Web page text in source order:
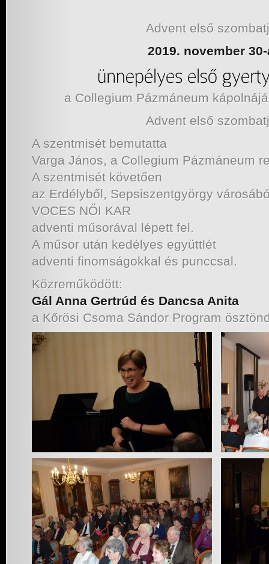
Advent első
2019. november
a Collegium Pázmáneum
Advent első
A szentmisét bemutatta
Varga János, a Collegium Pázmáneum
A szentmisét követően
az Erdélyből, Sepsiszentgyörgy
VOCES NŐI KAR
adventi műsorával lépett fel.
A műsor után kedélyes együttlét
adventi finomságokkal és punccsal.
Közreműködött:
Gál Anna Gertrúd és Dancsa Anita
a Kőrösi Csoma Sándor Program